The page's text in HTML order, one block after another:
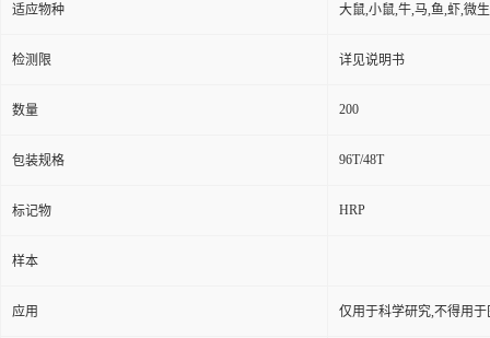
适应物种 大鼠,小鼠,牛,马,鱼,虾,微
检测限 详见说明书
数量 200
包装规格 96T/48T
标记物 HRP
样本
应用 仅用于科学研究,不得用